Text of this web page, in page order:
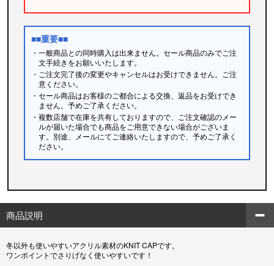
■■重要■■
・一般商品との同時購入は出来ません。セール商品のみでご注
文手続きをお願いいたします。
・ご注文完了後の変更やキャンセルはお受けできません。ご注
意ください。
・セール商品はお客様のご都合による交換、返品をお受けでき
ません。予めご了承ください。
・複数店舗で在庫を共有しておりますので、ご注文確認のメー
ルが届いた場合でも商品をご用意できない場合がございま
す。別途、メールにてご連絡いたしますので、予めご了承く
ださい。
商品説明
冬以外も使いやすいアクリル素材のKNIT CAPです。
ワンポイントでさりげなく使いやすいです！